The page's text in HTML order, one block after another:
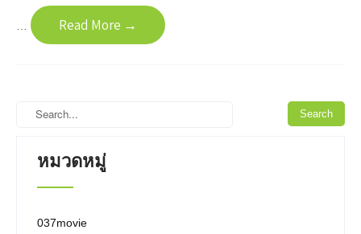
Read More →
หมวดหมู่
037movie